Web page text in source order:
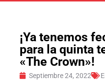
¡Ya tenemos
para la quinta
«The Crown»!
Septiembre 24, 2022